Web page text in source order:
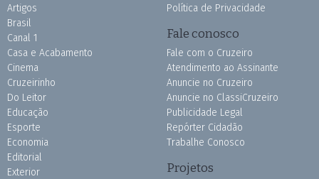
Artigos
Brasil
Canal 1
Casa e Acabamento
Cinema
Cruzeirinho
Do Leitor
Educação
Esporte
Economia
Editorial
Exterior
Política de Privacidade
Fale conosco
Fale com o Cruzeiro
Atendimento ao Assinante
Anuncie no Cruzeiro
Anuncie no ClassiCruzeiro
Publicidade Legal
Repórter Cidadão
Trabalhe Conosco
Projetos